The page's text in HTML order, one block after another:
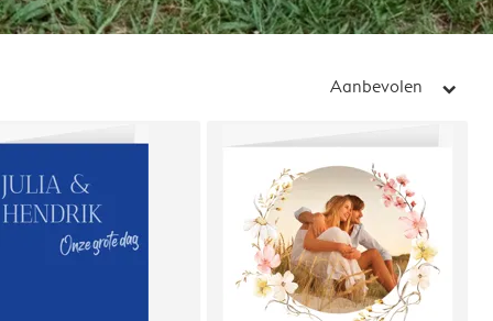
Aanbevolen arrow_right